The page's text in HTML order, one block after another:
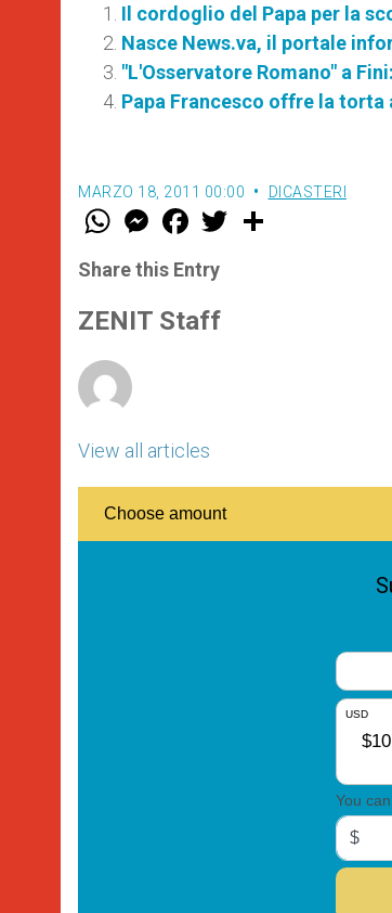
Il cordoglio del Papa per la
Nasce News.va, il portale
"L'Osservatore Romano" a
Papa Francesco offre la torta
MARZO 18, 2011 00:00 DICASTERI
W
t
s
p
p
M
e
s
e
g
e
F
a
e
b
o
k
w
Share this Entry
ZENIT Staff
View all articles